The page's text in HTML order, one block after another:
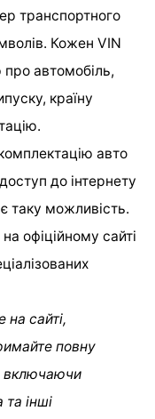
транспортного
Кожен VIN
автомобіль,
країну
авто
до інтернету
таку можливість.
офіційному сайті
на сайті,
повну
включаючи
та інші